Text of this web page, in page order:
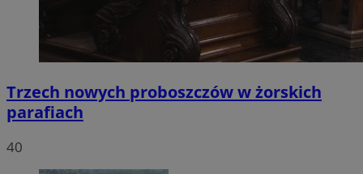
Trzech nowych proboszczów w żorskich
parafiach
40